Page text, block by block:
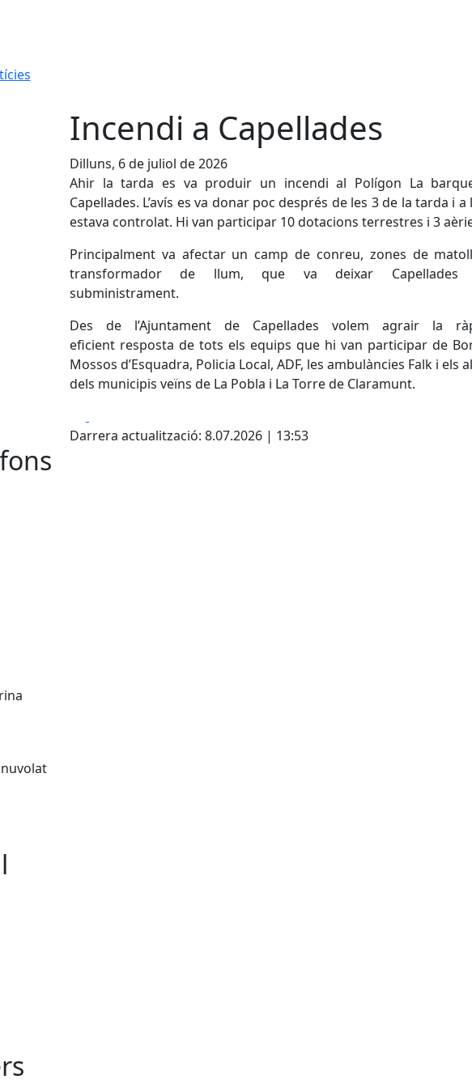
Incendi a Capellades
Dilluns, 6 de juliol de 2026
Ahir la tarda es va produir un incendi al Polígon La
Capellades. L’avís es va donar poc després de les 3 de la tarda i a
estava controlat. Hi van participar 10 dotacions terrestres i 3
Principalment va afectar un camp de conreu, zones de
transformador de llum, que va deixar Capellades
subministrament.
Des de l’Ajuntament de Capellades volem agrair la
eficient resposta de tots els equips que hi van participar de
Mossos d’Esquadra, Policia Local, ADF, les ambulàncies Falk i els
dels municipis veïns de La Pobla i La Torre de Claramunt.
Darrera actualització: 8.07.2026 | 13:53